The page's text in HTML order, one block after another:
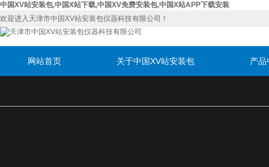
中国XV站安装包,中国X站下载,中国XV免费安装包,中国X站APP下载安装
欢迎进入天津市中国XV站安装包仪器科技有限公司！
网站首页 关于中国XV站安装包 产品